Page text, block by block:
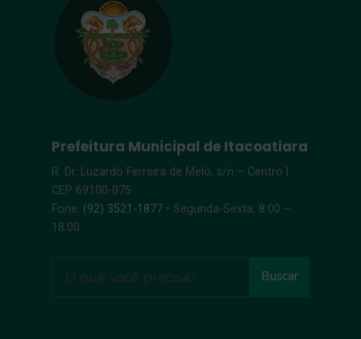
Prefeitura Municipal de Itacoatiara
R. Dr. Luzardo Ferreira de Melo, s/n – Centro |
CEP 69100-075
Fone: (92) 3521-1877 • Segunda-Sexta, 8:00 –
18:00
Buscar